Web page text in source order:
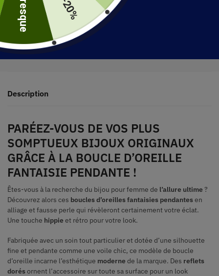
30 jours pour retourner votre produit
Expédié en 48 heures
Description
PARÉEZ-VOUS DE VOS PLUS
SOMPTUEUX BIJOUX ORIGINAUX
GRÂCE À LA BOUCLE D’OREILLE
FANTAISIE PENDANTE !
Êtes-vous à la recherche du bijou pour femme de l’allure ultime?
Découvrez alors ces boucles d’oreilles fantaisies pendantesen
alliage et fausse perle qui révèleront certainement votre éclat.
Une touche hippieet rétro pour votre look.
Fabriquée avec un soin tout particulier et dotée d’une silhouette
fine et pendante comme une voile chic, ce modèle de boucle
d’oreille incarne l’esthétique modernede la marque. Des reflets
dorésornent l’accessoire sur toute sa surface pour un look
-20%
Presque